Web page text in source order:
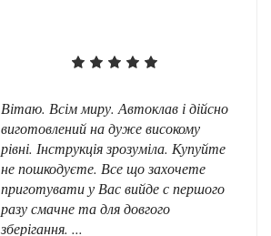
Вітаю. Всім миру. Автоклав і дійсно
виготовлений на дуже високому
рівні. Інструкція зрозуміла. Купуйте
не пошкодуєте. Все що захочете
приготувати у Вас вийде с першого
разу смачне та для довгого
зберігання. ...